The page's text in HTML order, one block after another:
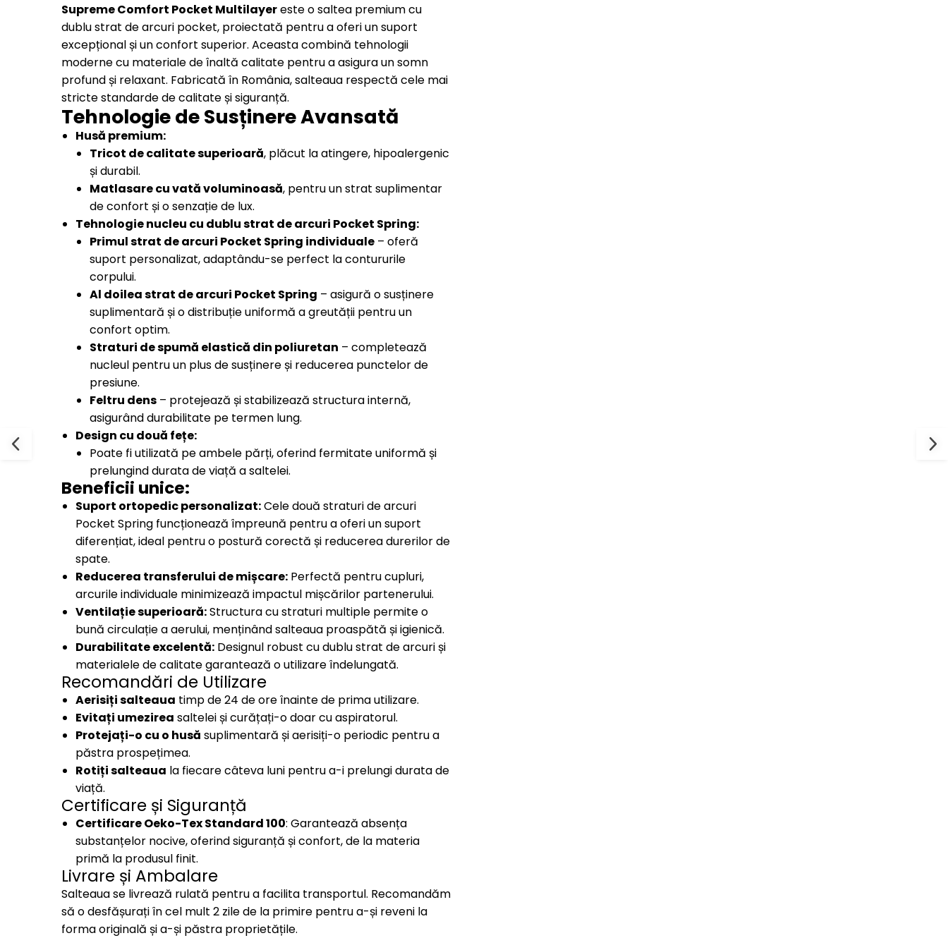
Supreme Comfort Pocket Multilayereste o saltea premium cu
dublu strat de arcuri pocket, proiectată pentru a oferi un suport
excepțional și un confort superior. Aceasta combină tehnologii
moderne cu materiale de înaltă calitate pentru a asigura un somn
profund și relaxant. Fabricată în România, salteaua respectă cele mai
stricte standarde de calitate și siguranță.
Tehnologie de Susținere Avansată
Husă premium:
Tricot de calitate superioară, plăcut la atingere, hipoalergenic
și durabil.
Matlasare cu vată voluminoasă, pentru un strat suplimentar
de confort și o senzație de lux.
Tehnologie nucleu cu dublu strat de arcuri Pocket Spring:
Primul strat de arcuri Pocket Spring individuale – oferă
suport personalizat, adaptându-se perfect la contururile
corpului.
Al doilea strat de arcuri Pocket Spring – asigură o susținere
suplimentară și o distribuție uniformă a greutății pentru un
confort optim.
Straturi de spumă elastică din poliuretan – completează
nucleul pentru un plus de susținere și reducerea punctelor de
presiune.
Feltru dens – protejează și stabilizează structura internă,
asigurând durabilitate pe termen lung.
Design cu două fețe:
Poate fi utilizată pe ambele părți, oferind fermitate uniformă și
prelungind durata de viață a saltelei.
Beneficii unice:
Suport ortopedic personalizat:Cele două straturi de arcuri
Pocket Spring funcționează împreună pentru a oferi un suport
diferențiat, ideal pentru o postură corectă și reducerea durerilor de
spate.
Reducerea transferului de mișcare: Perfectă pentru cupluri,
arcurile individuale minimizează impactul mișcărilor partenerului.
Ventilație superioară:Structura cu straturi multiple permite o
bună circulație a aerului, menținând salteaua proaspătă și igienică.
Durabilitate excelentă: Designul robust cu dublu strat de arcuri și
materialele de calitate garantează o utilizare îndelungată.
Recomandări de Utilizare
Aerisiți salteaua timp de 24 de ore înainte de prima utilizare.
Evitați umezirea saltelei și curățați-o doar cu aspiratorul.
Protejați-o cu o husă suplimentară și aerisiți-o periodic pentru a
păstra prospețimea.
Rotiți salteaua la fiecare câteva luni pentru a-i prelungi durata de
viață.
Certificare și Siguranță
Certificare Oeko-Tex Standard 100: Garantează absența
substanțelor nocive, oferind siguranță și confort, de la materia
primă la produsul finit.
Livrare și Ambalare
Salteaua se livrează rulată pentru a facilita transportul. Recomandăm
să o desfășurați în cel mult 2 zile de la primire pentru a-și reveni la
forma originală și a-și păstra proprietățile.